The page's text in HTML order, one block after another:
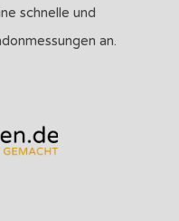
schnelle und
an.